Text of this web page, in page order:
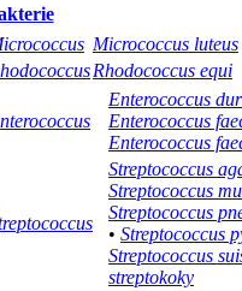
Micrococcus luteus
Rhodococcus equi
Enterococcus
Enterococcus
Enterococcus
Streptococcus
Streptococcus
Streptococcus
• Streptococcus
Streptococcus
streptokoky